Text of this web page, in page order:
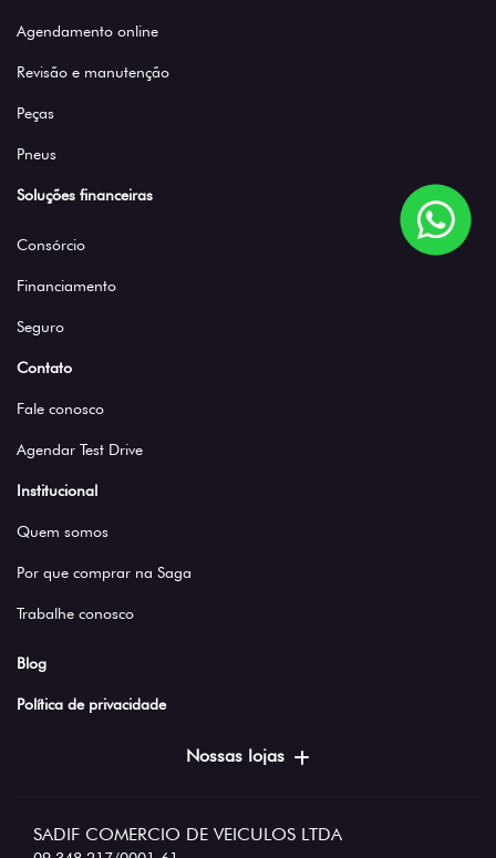
Agendamento online
Revisão e manutenção
Peças
Pneus
Soluções financeiras
Consórcio
Financiamento
Seguro
Contato
Fale conosco
Agendar Test Drive
Institucional
Quem somos
Por que comprar na Saga
Trabalhe conosco
Blog
Política de privacidade
Nossas lojas
SADIF COMERCIO DE VEICULOS LTDA